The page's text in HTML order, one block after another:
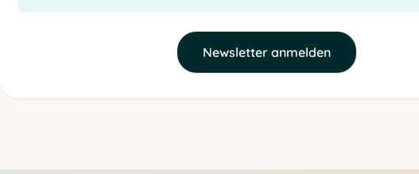
Newsletter anmelden